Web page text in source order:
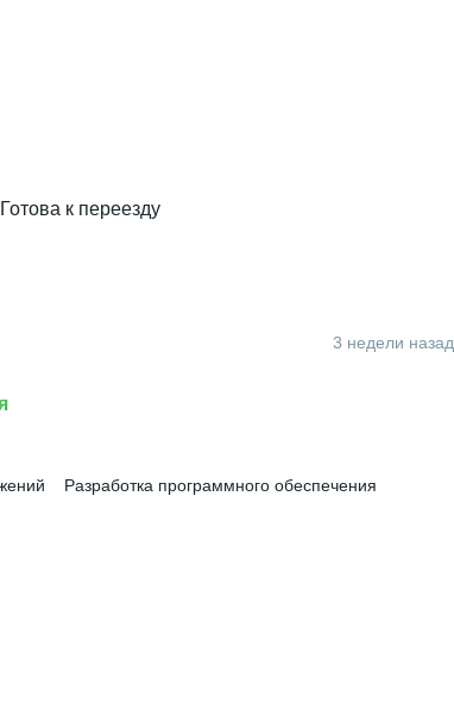
Готова к переезду
3 недели назад
Разработка программного обеспечения